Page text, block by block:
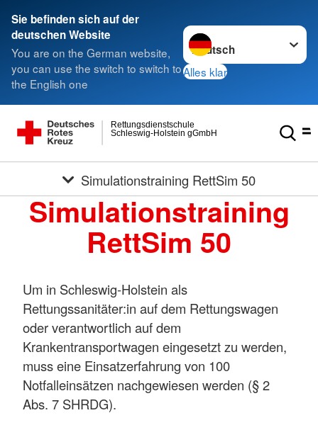
Sie befinden sich auf der
deutschen Website
You are on the German website,
you can use the switch to switch to
the English one
Sprache wechseln zu
Alles klar
Schleswig-Holstein gGmbH
Rettungsdienstschule
Simulationstraining RettSim 50
Simulationstraining
RettSim 50
Um in Schleswig-Holstein als
Rettungssanitäter:in auf dem Rettungswagen
oder verantwortlich auf dem
Krankentransportwagen eingesetzt zu werden,
muss eine Einsatzerfahrung von 100
Notfalleinsätzen nachgewiesen werden (§ 2
Abs. 7 SHRDG).